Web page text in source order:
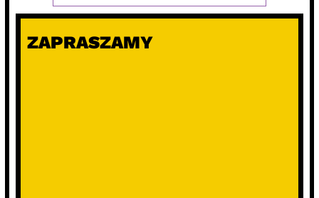
ZAPRASZAMY